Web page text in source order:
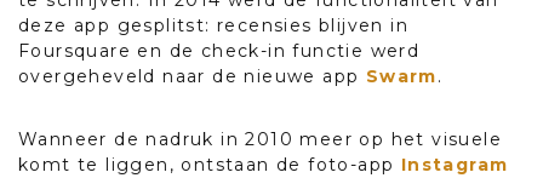
deze app gesplitst: recensies blijven in
Foursquare en de check-in functie werd
overgeheveld naar de nieuwe app Swarm.
Wanneer de nadruk in 2010 meer op het visuele
komt te liggen, ontstaan de foto-app Instagram